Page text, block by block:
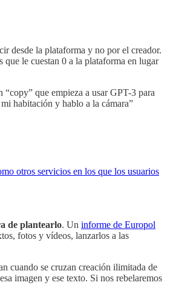
desde la plataforma y no por el creador.
le cuestan 0 a la plataforma en lugar
que empieza a usar GPT-3 para
habitación y hablo a la cámara”
otros servicios en los que los usuarios
de plantearlo. Un informe de Europol
fotos y vídeos, lanzarlos a las
cuando se cruzan creación ilimitada de
imagen y ese texto. Si nos rebelaremos